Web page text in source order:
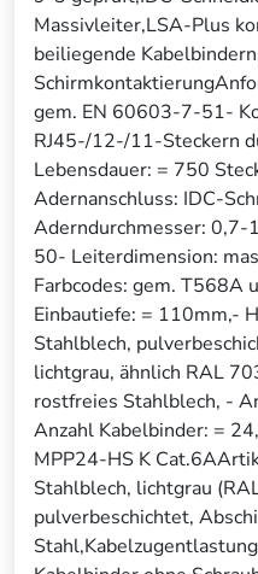
Massivleiter,LSA-Plus
beiliegende
gem. EN 60603-7-51-
RJ45-/12-/11-Steckern
Lebensdauer: = 750
Adernanschluss: IDC-
Aderndurchmesser:
50- Leiterdimension:
Farbcodes: gem. T568A
Einbautiefe: = 110mm,-
Stahlblech,
lichtgrau, ähnlich RAL
rostfreies Stahlblech, -
Anzahl Kabelbinder: =
MPP24-HS K
Stahlblech, lichtgrau
pulverbeschichtet,